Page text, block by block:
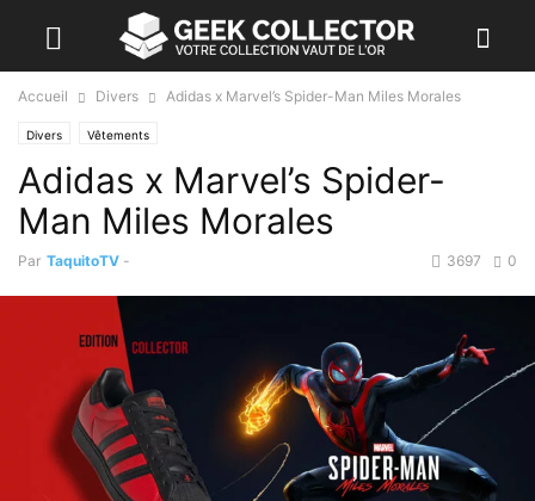
Accueil Divers Adidas x Marvel’s Spider-Man Miles Morales
Divers Vêtements
Adidas x Marvel’s Spider-
Man Miles Morales
Par TaquitoTV - 0
3697